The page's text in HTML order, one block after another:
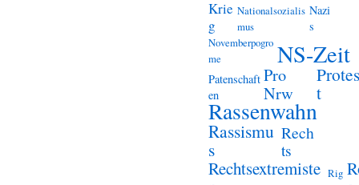
Krie
g
Nationalsozialis
mus
Nazi
s
Novemberpogro
me
NS-Zeit
Patenschaft
en
Pro
Nrw
Protes
t
Rassenwahn
Rassismu
s
Rech
ts
Rechtsextremiste Rig